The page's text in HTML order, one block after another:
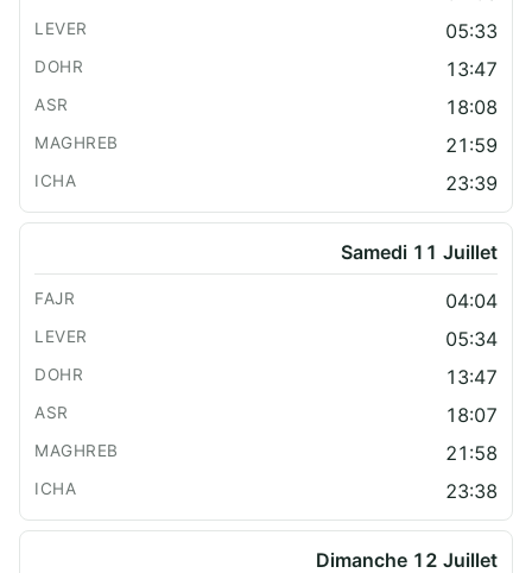
05:33
13:47
18:08
21:59
23:39
Samedi 11 Juillet
04:04
05:34
13:47
18:07
21:58
23:38
Dimanche 12 Juillet